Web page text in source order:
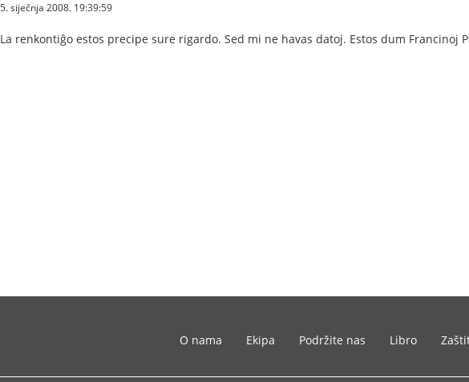
5. siječnja 2008. 19:39:59
La renkontiĝo estos precipe sure rigardo. Sed mi ne havas datoj. Estos dum Francinoj
O nama Ekipa Podržite nas Libro